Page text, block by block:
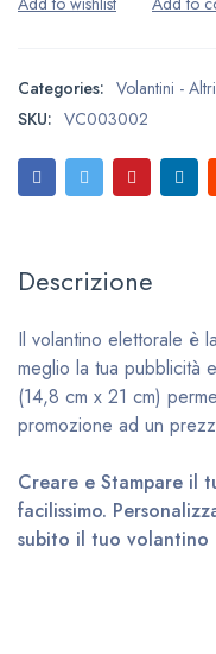
Categories: Volantini -
SKU: VC003002
Descrizione
Il volantino elettorale è
meglio la tua pubblicità
(14,8 cm x 21 cm)
promozione ad un
Creare e Stampare il
facilissimo.
subito il tuo